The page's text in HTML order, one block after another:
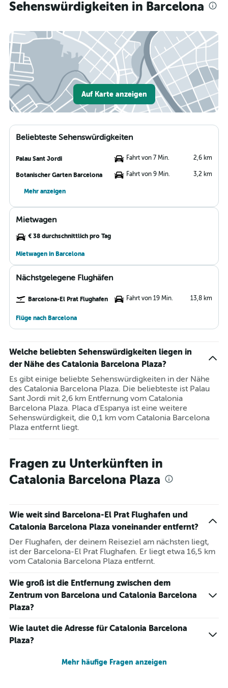
Sehenswürdigkeiten in Barcelona
Auf Karte anzeigen
Beliebteste Sehenswürdigkeiten
Palau Sant Jordi Fahrt von 7 Min. 2,6 km
Botanischer Garten Barcelona Fahrt von 9 Min. 3,2 km
Mehr anzeigen
Mietwagen
€ 38 durchschnittlich pro Tag
Mietwagen in Barcelona
Nächstgelegene Flughäfen
Barcelona-El Prat Flughafen Fahrt von 19 Min. 13,8 km
Flüge nach Barcelona
Welche beliebten Sehenswürdigkeiten liegen in
der Nähe des Catalonia Barcelona Plaza?
Es gibt einige beliebte Sehenswürdigkeiten in der Nähe
des Catalonia Barcelona Plaza. Die beliebteste ist Palau
Sant Jordi mit 2,6 km Entfernung vom Catalonia
Barcelona Plaza. Placa d'Espanya ist eine weitere
Sehenswürdigkeit, die 0,1 km vom Catalonia Barcelona
Plaza entfernt liegt.
Fragen zu Unterkünften in
Catalonia Barcelona Plaza
Wie weit sind Barcelona-El Prat Flughafen und
Catalonia Barcelona Plaza voneinander entfernt?
Der Flughafen, der deinem Reiseziel am nächsten liegt,
ist der Barcelona-El Prat Flughafen. Er liegt etwa 16,5 km
vom Catalonia Barcelona Plaza entfernt.
Wie groß ist die Entfernung zwischen dem
Zentrum von Barcelona und Catalonia Barcelona
Plaza?
Wie lautet die Adresse für Catalonia Barcelona
Plaza?
Mehr häufige Fragen anzeigen